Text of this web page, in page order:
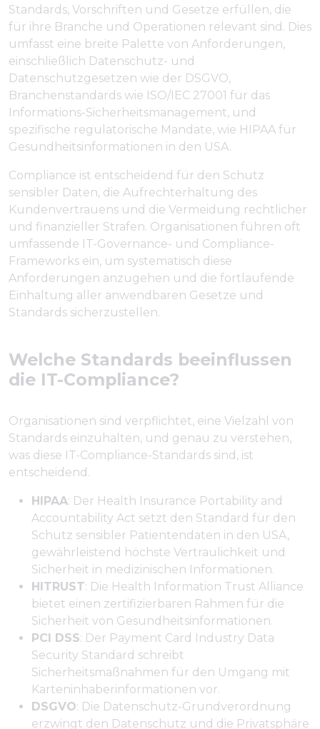
Standards, Vorschriften und Gesetze erfüllen, die
für ihre Branche und Operationen relevant sind. Dies
umfasst eine breite Palette von Anforderungen,
einschließlich Datenschutz- und
Datenschutzgesetzen wie der DSGVO,
Branchenstandards wie ISO/IEC 27001 für das
Informations-Sicherheitsmanagement, und
spezifische regulatorische Mandate, wie HIPAA für
Gesundheitsinformationen in den USA.
Compliance ist entscheidend für den Schutz
sensibler Daten, die Aufrechterhaltung des
Kundenvertrauens und die Vermeidung rechtlicher
und finanzieller Strafen. Organisationen führen oft
umfassende IT-Governance- und Compliance-
Frameworks ein, um systematisch diese
Anforderungen anzugehen und die fortlaufende
Einhaltung aller anwendbaren Gesetze und
Standards sicherzustellen.
Welche Standards beeinflussen
die IT-Compliance?
Organisationen sind verpflichtet, eine Vielzahl von
Standards einzuhalten, und genau zu verstehen,
was diese IT-Compliance-Standards sind, ist
entscheidend.
HIPAA: Der Health Insurance Portability and
Accountability Act setzt den Standard für den
Schutz sensibler Patientendaten in den USA,
gewährleistend höchste Vertraulichkeit und
Sicherheit in medizinischen Informationen.
HITRUST: Die Health Information Trust Alliance
bietet einen zertifizierbaren Rahmen für die
Sicherheit von Gesundheitsinformationen.
PCI DSS: Der Payment Card Industry Data
Security Standard schreibt
Sicherheitsmaßnahmen für den Umgang mit
Karteninhaberinformationen vor.
DSGVO: Die Datenschutz-Grundverordnung
erzwingt den Datenschutz und die Privatsphäre